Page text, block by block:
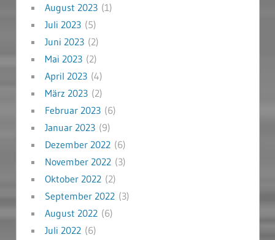
August 2023(1)
Juli 2023(5)
Juni 2023(2)
Mai 2023(2)
April 2023(4)
März 2023(2)
Februar 2023(6)
Januar 2023(9)
Dezember 2022(6)
November 2022(3)
Oktober 2022(2)
September 2022(3)
August 2022(6)
Juli 2022(6)